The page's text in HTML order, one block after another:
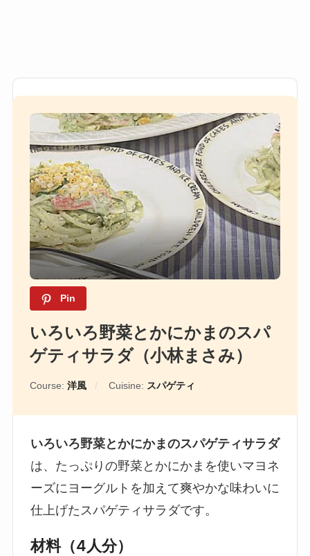
Pin
いろいろ野菜とかにかまのスパ
ゲティサラダ（小林まさみ）
Course: 洋風 Cuisine: スパゲティ
いろいろ野菜とかにかまのスパゲティサラダ
は、たっぷりの野菜とかにかまを使いマヨネ
ーズにヨーグルトを加えて爽やかな味わいに
仕上げたスパゲティサラダです。
材料（4人分）